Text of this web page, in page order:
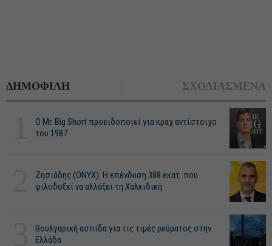
ΔΗΜΟΦΙΛΗ ΣΧΟΛΙΑΣΜΕΝΑ
O Mr. Big Short προειδοποιεί για κραχ αντίστοιχο
του 1987
Ζησιάδης (ONYX): Η επένδυση 388 εκατ. που
φιλοδοξεί να αλλάξει τη Χαλκιδική
Βουλγαρική ασπίδα για τις τιμές ρεύματος στην
Ελλάδα